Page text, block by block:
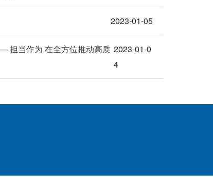
2023-01-05
担当作为 在全方位推动高质 2023-01-0
4